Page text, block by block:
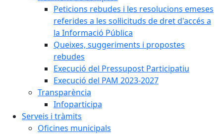
Peticions rebudes i les resolucions emeses
referides a les sol·licituds de dret d'accés a
la Informació Pública
Queixes, suggeriments i propostes
rebudes
Execució del Pressupost Participatiu
Execució del PAM 2023-2027
Transparència
Infoparticipa
Serveis i tràmits
Oficines municipals